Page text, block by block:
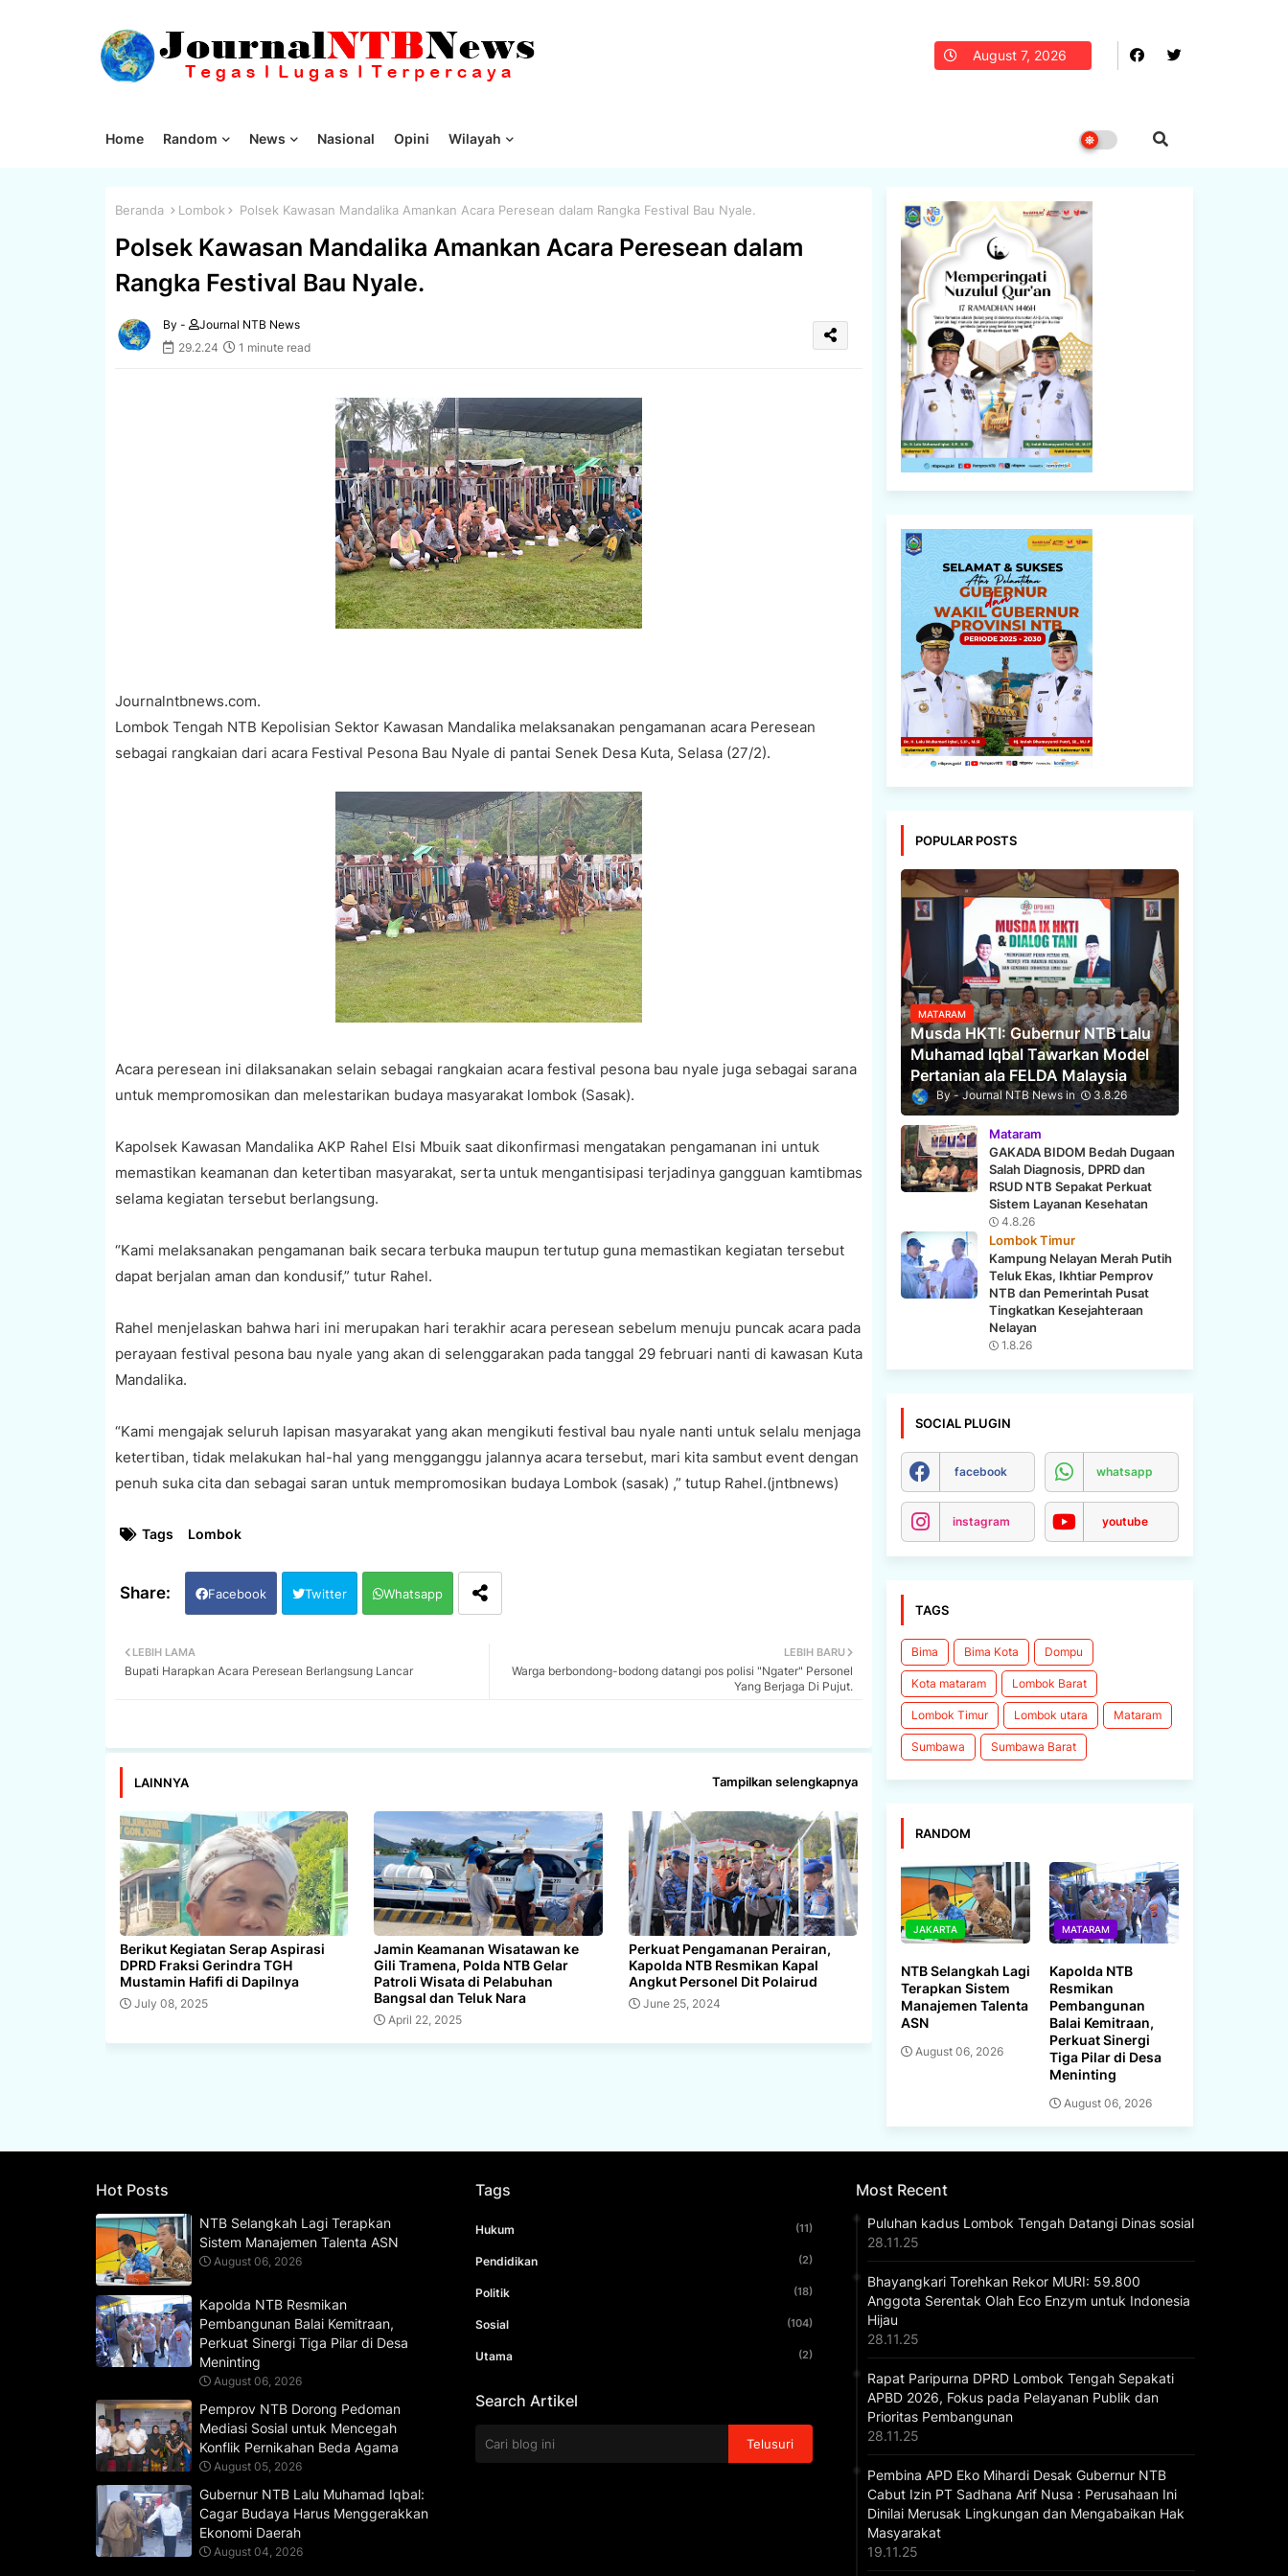
August 7, 2026
Home Random News Nasional Opini Wilayah
Beranda Lombok Polsek Kawasan Mandalika Amankan Acara Peresean dalam Rangka Festival Bau Nyale.
Polsek Kawasan Mandalika Amankan Acara Peresean dalam
Rangka Festival Bau Nyale.
By -
Journal NTB News
29.2.24
1 minute read
Journalntbnews.com.
Lombok Tengah NTB Kepolisian Sektor Kawasan Mandalika melaksanakan pengamanan acara Peresean
sebagai rangkaian dari acara Festival Pesona Bau Nyale di pantai Senek Desa Kuta, Selasa (27/2).
Acara peresean ini dilaksanakan selain sebagai rangkaian acara festival pesona bau nyale juga sebagai sarana
untuk mempromosikan dan melestarikan budaya masyarakat lombok (Sasak).
Kapolsek Kawasan Mandalika AKP Rahel Elsi Mbuik saat dikonfirmasi mengatakan pengamanan ini untuk
memastikan keamanan dan ketertiban masyarakat, serta untuk mengantisipasi terjadinya gangguan kamtibmas
selama kegiatan tersebut berlangsung.
“Kami melaksanakan pengamanan baik secara terbuka maupun tertutup guna memastikan kegiatan tersebut
dapat berjalan aman dan kondusif,” tutur Rahel.
Rahel menjelaskan bahwa hari ini merupakan hari terakhir acara peresean sebelum menuju puncak acara pada
perayaan festival pesona bau nyale yang akan di selenggarakan pada tanggal 29 februari nanti di kawasan Kuta
Mandalika.
“Kami mengajak seluruh lapisan masyarakat yang akan mengikuti festival bau nyale nanti untuk selalu menjaga
ketertiban, tidak melakukan hal-hal yang mengganggu jalannya acara tersebut, mari kita sambut event dengan
penuh suka cita dan sebagai saran untuk mempromosikan budaya Lombok (sasak) ,” tutup Rahel.(jntbnews)
Tags Lombok
Facebook Twitter Whatsapp
LEBIH BARU
Warga berbondong-bodong datangi pos polisi "Ngater" Personel
Yang Berjaga Di Pujut.
LEBIH LAMA
Bupati Harapkan Acara Peresean Berlangsung Lancar
LAINNYA Tampilkan selengkapnya
Berikut Kegiatan Serap Aspirasi
DPRD Fraksi Gerindra TGH
Mustamin Hafifi di Dapilnya
July 08, 2025
Jamin Keamanan Wisatawan ke
Gili Tramena, Polda NTB Gelar
Patroli Wisata di Pelabuhan
Bangsal dan Teluk Nara
April 22, 2025
Perkuat Pengamanan Perairan,
Kapolda NTB Resmikan Kapal
Angkut Personel Dit Polairud
June 25, 2024
POPULAR POSTS
MATARAM
Musda HKTI: Gubernur NTB Lalu
Muhamad Iqbal Tawarkan Model
Pertanian ala FELDA Malaysia
Journal NTB News 3.8.26
Mataram
GAKADA BIDOM Bedah Dugaan
Salah Diagnosis, DPRD dan
RSUD NTB Sepakat Perkuat
Sistem Layanan Kesehatan
4.8.26
Lombok Timur
Kampung Nelayan Merah Putih
Teluk Ekas, Ikhtiar Pemprov
NTB dan Pemerintah Pusat
Tingkatkan Kesejahteraan
Nelayan
1.8.26
SOCIAL PLUGIN
facebook whatsapp
instagram youtube
TAGS
Bima Bima Kota Dompu
Kota mataram Lombok Barat
Lombok Timur Lombok utara Mataram
Sumbawa Sumbawa Barat
RANDOM
JAKARTA
NTB Selangkah Lagi
Terapkan Sistem
Manajemen Talenta
ASN
August 06, 2026
MATARAM
Kapolda NTB
Resmikan
Pembangunan
Balai Kemitraan,
Perkuat Sinergi
Tiga Pilar di Desa
Meninting
August 06, 2026
Hot Posts
NTB Selangkah Lagi Terapkan
Sistem Manajemen Talenta ASN
August 06, 2026
Kapolda NTB Resmikan
Pembangunan Balai Kemitraan,
Perkuat Sinergi Tiga Pilar di Desa
Meninting
August 06, 2026
Pemprov NTB Dorong Pedoman
Mediasi Sosial untuk Mencegah
Konflik Pernikahan Beda Agama
August 05, 2026
Gubernur NTB Lalu Muhamad Iqbal:
Cagar Budaya Harus Menggerakkan
Ekonomi Daerah
August 04, 2026
Tags
Hukum (11)
Pendidikan (2)
Politik (18)
Sosial (104)
Utama (2)
Search Artikel
Most Recent
Puluhan kadus Lombok Tengah Datangi Dinas sosial
28.11.25
Bhayangkari Torehkan Rekor MURI: 59.800
Anggota Serentak Olah Eco Enzym untuk Indonesia
Hijau
28.11.25
Rapat Paripurna DPRD Lombok Tengah Sepakati
APBD 2026, Fokus pada Pelayanan Publik dan
Prioritas Pembangunan
28.11.25
Pembina APD Eko Mihardi Desak Gubernur NTB
Cabut Izin PT Sadhana Arif Nusa : Perusahaan Ini
Dinilai Merusak Lingkungan dan Mengabaikan Hak
Masyarakat
19.11.25